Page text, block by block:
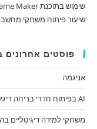
שימוש בתוכנת Game Maker ליצירת משחק לימודי רציני
שיעור פיתוח משחקי מחשב
פוסטים אחרונים
אניגמה
AI בפיתוח חדרי בריחה דיגיטליים
משחקי למידה דיגיטליים